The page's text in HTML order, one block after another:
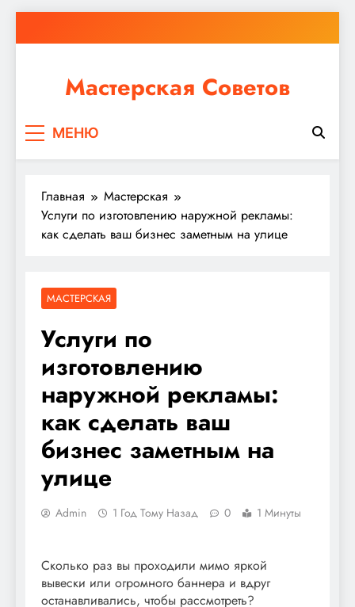
к
Мастерская Советов
ремонт или крупное строительство, в Мастерской
МЕНЮ
Главная
Мастерская
Услуги по изготовлению наружной рекламы:
как сделать ваш бизнес заметным на улице
МАСТЕРСКАЯ
Услуги по
изготовлению
наружной рекламы:
как сделать ваш
бизнес заметным на
улице
Admin 1 Год Тому Назад 0 1 Минуты
Сколько раз вы проходили мимо яркой
вывески или огромного баннера и вдруг
останавливались, чтобы рассмотреть?